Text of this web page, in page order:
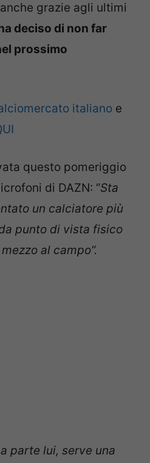
grazie agli ultimi
deciso di non far
prossimo
italiano e
questo pomeriggio
di DAZN: “Sta
un calciatore più
punto di vista fisico
al campo”.
parte lui, serve una